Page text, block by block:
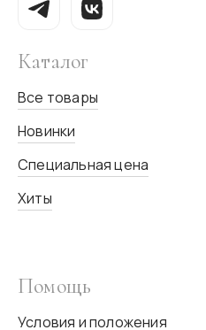
Каталог
Все товары
Новинки
Специальная цена
Хиты
Помощь
Условия и положения